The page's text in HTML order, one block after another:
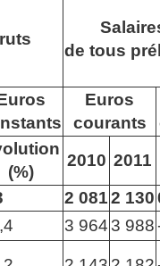
de tous
Euros
courants
(%)
2010 2011
2 0812 130
3 964 3 988